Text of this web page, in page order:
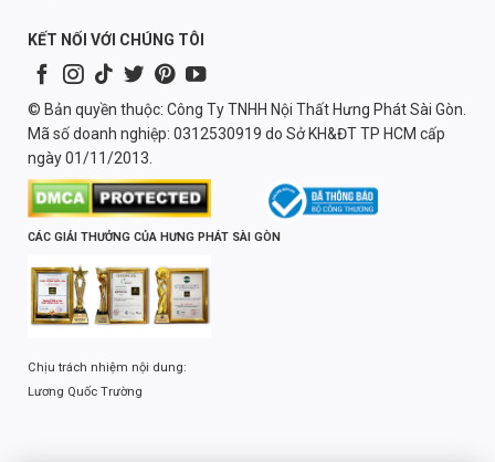
KẾT NỐI VỚI CHÚNG TÔI
© Bản quyền thuộc: Công Ty TNHH Nội Thất Hưng Phát Sài Gòn.
Mã số doanh nghiệp: 0312530919 do Sở KH&ĐT TP HCM cấp
ngày 01/11/2013.
CÁC GIẢI THƯỞNG CỦA HƯNG PHÁT SÀI GÒN
Chịu trách nhiệm nội dung:
Lương Quốc Trường